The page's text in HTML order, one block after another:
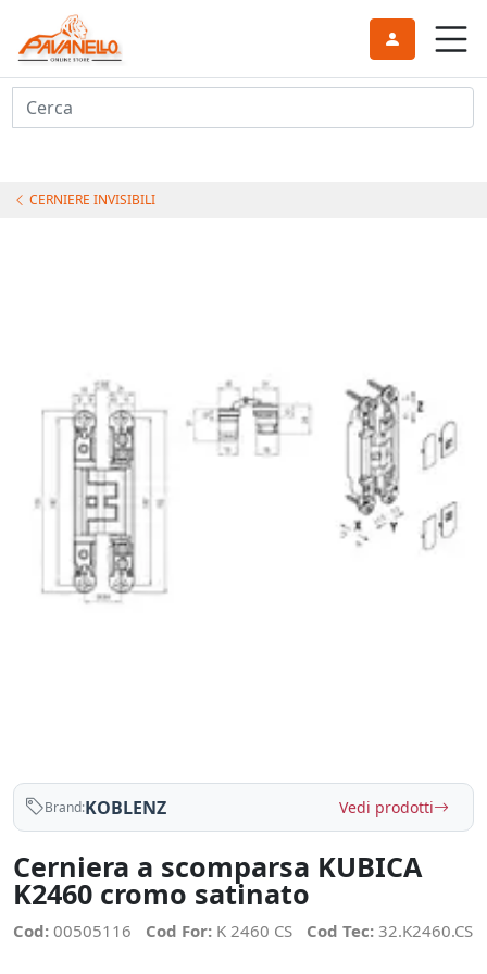
Cerca
CERNIERE INVISIBILI
Brand:KOBLENZ Vedi prodotti
Cerniera a scomparsa KUBICA
K2460 cromo satinato
Cod: 00505116 Cod For: K 2460 CS Cod Tec: 32.K2460.CS